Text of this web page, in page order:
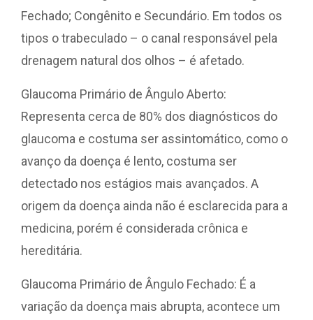
Fechado; Congênito e Secundário. Em todos os
tipos o trabeculado – o canal responsável pela
drenagem natural dos olhos – é afetado.
Glaucoma Primário de Ângulo Aberto:
Representa cerca de 80% dos diagnósticos do
glaucoma e costuma ser assintomático, como o
avanço da doença é lento, costuma ser
detectado nos estágios mais avançados. A
origem da doença ainda não é esclarecida para a
medicina, porém é considerada crônica e
hereditária.
Glaucoma Primário de Ângulo Fechado: É a
variação da doença mais abrupta, acontece um